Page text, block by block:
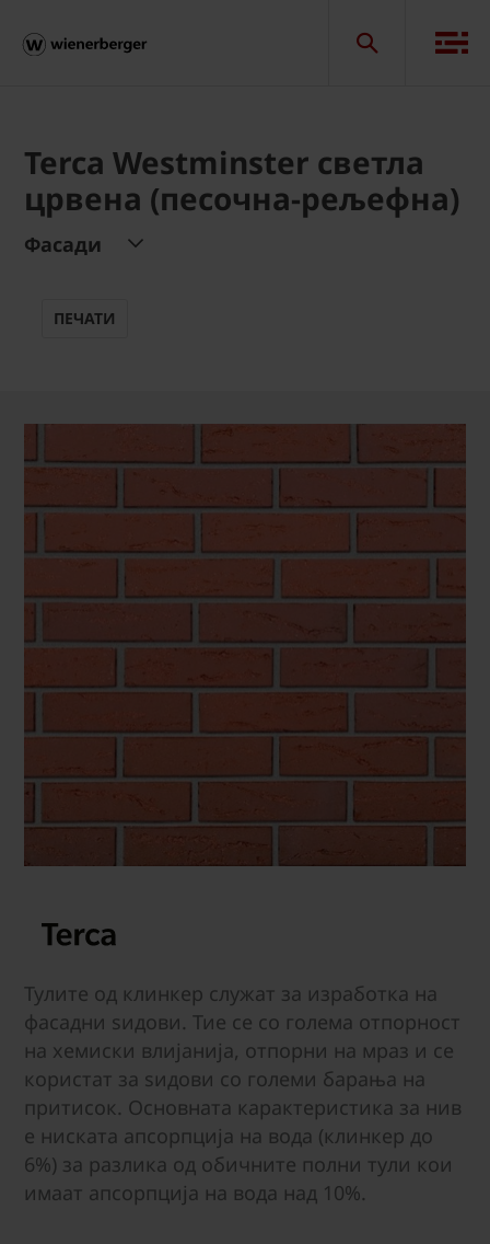
Terca Westminster светла
црвена (песочна-рељефна)
Фасади
ПЕЧАТИ
Тулите од клинкер служат за изработка на
фасадни ѕидови. Тие се со голема отпорност
на хемиски влијанија, отпорни на мраз и се
користат за ѕидови со големи барања на
притисок. Основната карактеристика за нив
е ниската апсорпција на вода (клинкер до
6%) за разлика од обичните полни тули кои
имаат апсорпција на вода над 10%.